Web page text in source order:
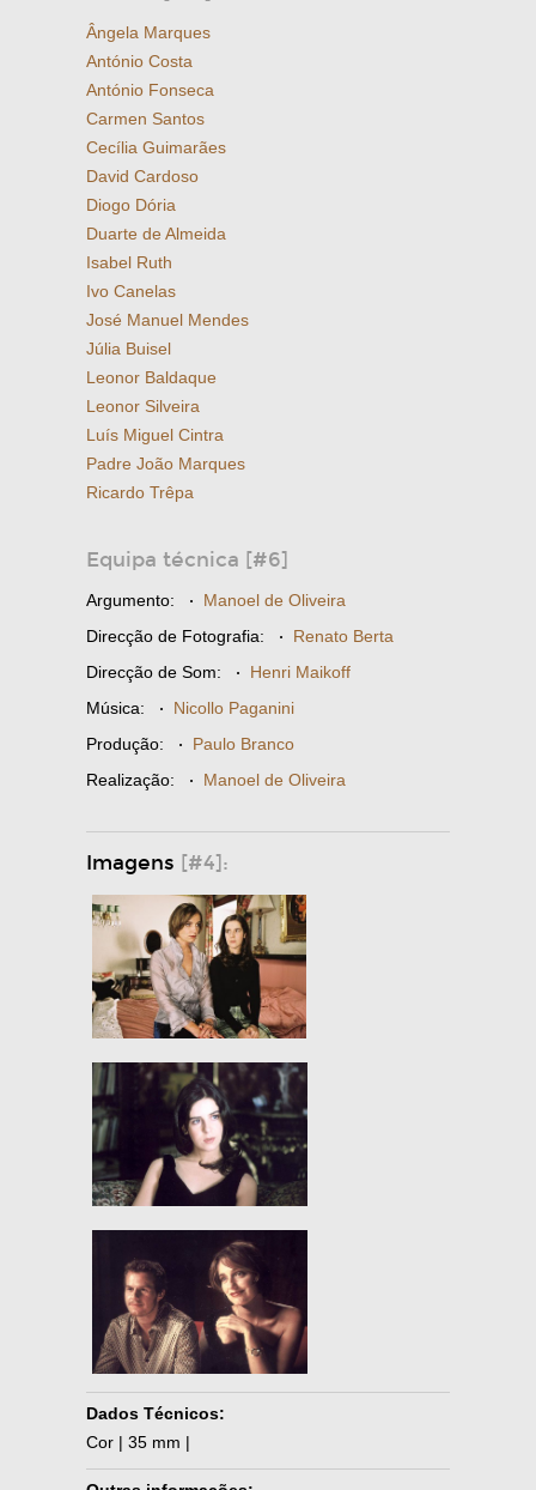
Ângela Marques
António Costa
António Fonseca
Carmen Santos
Cecília Guimarães
David Cardoso
Diogo Dória
Duarte de Almeida
Isabel Ruth
Ivo Canelas
José Manuel Mendes
Júlia Buisel
Leonor Baldaque
Leonor Silveira
Luís Miguel Cintra
Padre João Marques
Ricardo Trêpa
Equipa técnica [#6]
Argumento: · Manoel de Oliveira
Direcção de Fotografia: · Renato Berta
Direcção de Som: · Henri Maikoff
Música: · Nicollo Paganini
Produção: · Paulo Branco
Realização: · Manoel de Oliveira
Imagens [#4]:
Dados Técnicos:
Cor | 35 mm |